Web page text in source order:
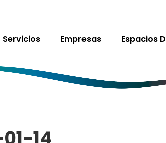
Servicios Empresas Espacios